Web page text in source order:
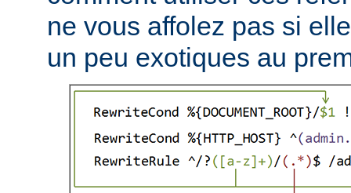
ne vous affolez pas si
un peu exotiques au